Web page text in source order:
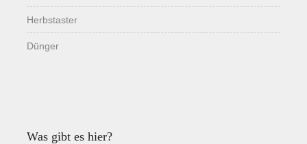
Herbstaster
Dünger
Was gibt es hier?